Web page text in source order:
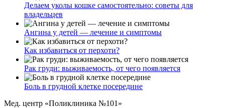
Делаем уколы кошке самостоятельно: советы для
владельцев
Ангина у детей — лечение и симптомы
Как избавиться от перхоти?
Рак груди: выживаемость, от чего появляется
Боль в грудной клетке посередине
Мед. центр «Поликлиника №101»